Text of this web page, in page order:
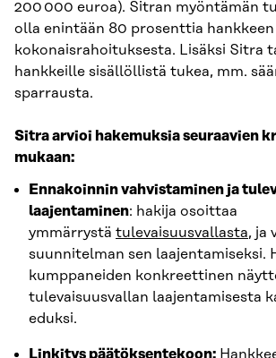
200 000 euroa). Sitran myöntämän
olla enintään 80 prosenttia hankkeen
kokonaisrahoituksesta. Lisäksi Sitra
hankkeille sisällöllistä tukea, mm.
sparrausta.
Sitra arvioi hakemuksia seuraavien
mukaan:
Ennakoinnin vahvistaminen ja
laajentaminen: hakija osoittaa
ymmärrystä tulevaisuusvallasta, ja
suunnitelman sen laajentamiseksi.
kumppaneiden konkreettinen
tulevaisuusvallan laajentamisesta
eduksi.
Linkitys päätöksentekoon: